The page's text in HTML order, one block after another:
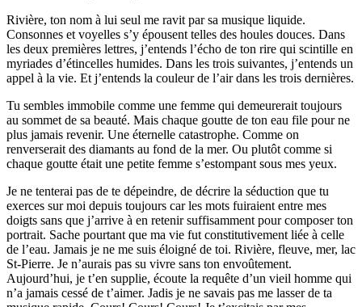
Rivière, ton nom à lui seul me ravit par sa musique liquide.
Consonnes et voyelles s’y épousent telles des houles douces. Dans
les deux premières lettres, j’entends l’écho de ton rire qui scintille en
myriades d’étincelles humides. Dans les trois suivantes, j’entends un
appel à la vie. Et j’entends la couleur de l’air dans les trois dernières.
Tu sembles immobile comme une femme qui demeurerait toujours
au sommet de sa beauté. Mais chaque goutte de ton eau file pour ne
plus jamais revenir. Une éternelle catastrophe. Comme on
renverserait des diamants au fond de la mer. Ou plutôt comme si
chaque goutte était une petite femme s’estompant sous mes yeux.
Je ne tenterai pas de te dépeindre, de décrire la séduction que tu
exerces sur moi depuis toujours car les mots fuiraient entre mes
doigts sans que j’arrive à en retenir suffisamment pour composer ton
portrait. Sache pourtant que ma vie fut constitutivement liée à celle
de l’eau. Jamais je ne me suis éloigné de toi. Rivière, fleuve, mer, lac
St-Pierre. Je n’aurais pas su vivre sans ton envoûtement.
Aujourd’hui, je t’en supplie, écoute la requête d’un vieil homme qui
n’a jamais cessé de t’aimer. Jadis je ne savais pas me lasser de ta